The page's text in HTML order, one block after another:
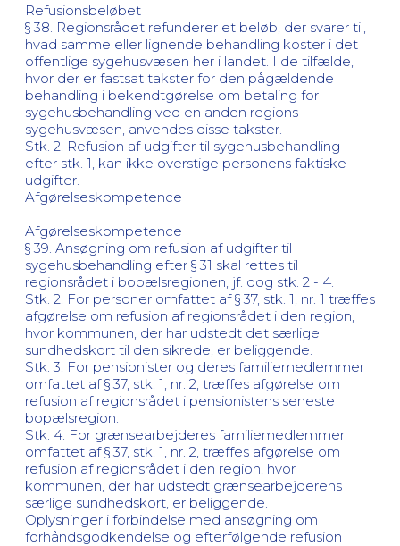
Refusionsbeløbet
§ 38. Regionsrådet refunderer et beløb, der svarer til,
hvad samme eller lignende behandling koster i det
offentlige sygehusvæsen her i landet. I de tilfælde,
hvor der er fastsat takster for den pågældende
behandling i bekendtgørelse om betaling for
sygehusbehandling ved en anden regions
sygehusvæsen, anvendes disse takster.
Stk. 2. Refusion af udgifter til sygehusbehandling
efter stk. 1, kan ikke overstige personens faktiske
udgifter.
Afgørelseskompetence
Afgørelseskompetence
§ 39. Ansøgning om refusion af udgifter til
sygehusbehandling efter § 31 skal rettes til
regionsrådet i bopælsregionen, jf. dog stk. 2 - 4.
Stk. 2. For personer omfattet af § 37, stk. 1, nr. 1 træffes
afgørelse om refusion af regionsrådet i den region,
hvor kommunen, der har udstedt det særlige
sundhedskort til den sikrede, er beliggende.
Stk. 3. For pensionister og deres familiemedlemmer
omfattet af § 37, stk. 1, nr. 2, træffes afgørelse om
refusion af regionsrådet i pensionistens seneste
bopælsregion.
Stk. 4. For grænsearbejderes familiemedlemmer
omfattet af § 37, stk. 1, nr. 2, træffes afgørelse om
refusion af regionsrådet i den region, hvor
kommunen, der har udstedt grænsearbejderens
særlige sundhedskort, er beliggende.
Oplysninger i forbindelse med ansøgning om
forhåndsgodkendelse og efterfølgende refusion